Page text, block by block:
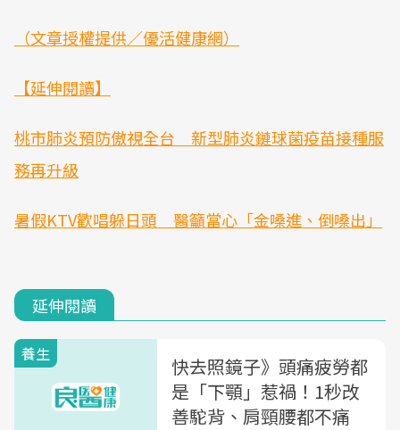
（文章授權提供／優活健康網）
【延伸閱讀】
桃市肺炎預防傲視全台 新型肺炎鏈球菌疫苗接種服
務再升級
暑假KTV歡唱躲日頭 醫籲當心「金嗓進、倒嗓出」
延伸閱讀
養生
快去照鏡子》頭痛疲勞都
是「下顎」惹禍！1秒改
善駝背、肩頸腰都不痛